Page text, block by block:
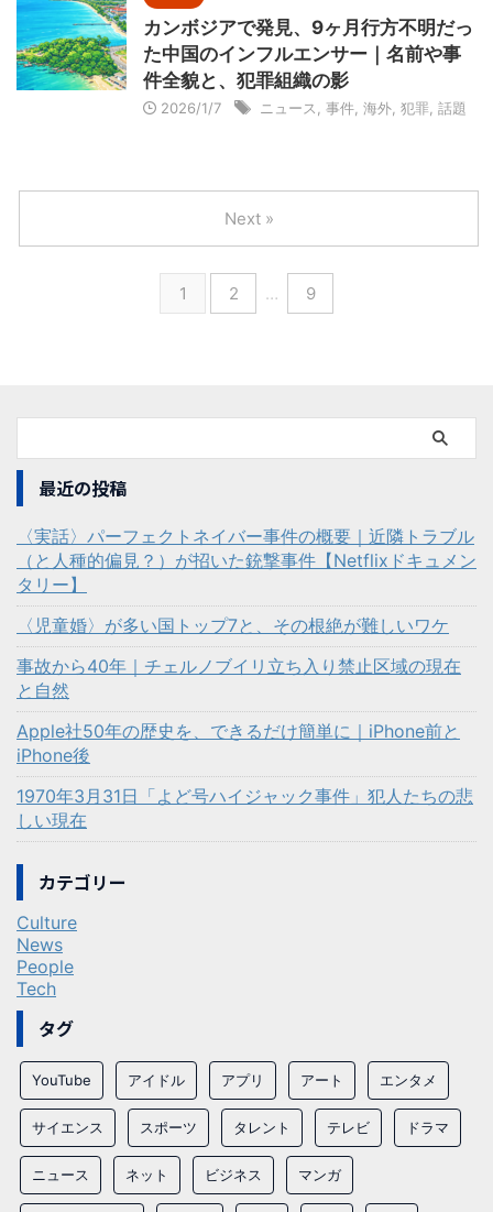
カンボジアで発見、9ヶ月行方不明だっ
た中国のインフルエンサー｜名前や事
件全貌と、犯罪組織の影
2026/1/7 ニュース 事件 海外 犯罪 話題
1 2 … 9
Next »
最近の投稿
〈実話〉パーフェクトネイバー事件の概要｜近隣トラブル
（と人種的偏見？）が招いた銃撃事件【Netflixドキュメン
タリー】
〈児童婚〉が多い国トップ7と、その根絶が難しいワケ
事故から40年｜チェルノブイリ立ち入り禁止区域の現在
と自然
Apple社50年の歴史を、できるだけ簡単に｜iPhone前と
iPhone後
1970年3月31日「よど号ハイジャック事件」犯人たちの悲
しい現在
カテゴリー
Culture
News
People
Tech
タグ
YouTube アイドル アプリ アート エンタメ
サイエンス スポーツ タレント テレビ ドラマ
ニュース ネット ビジネス マンガ